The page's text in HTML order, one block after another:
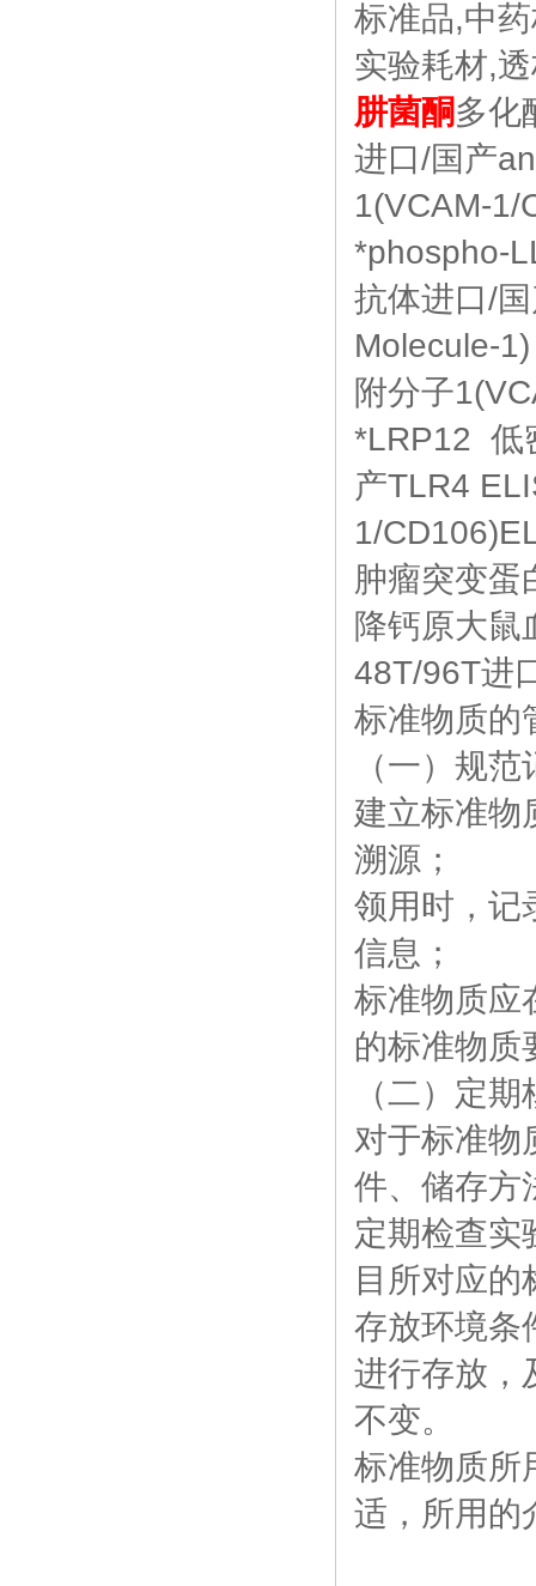
标准品,中
实验耗材,
肼菌酮多化
进口/国产
1(VCAM-1/
*phospho-
抗体进口/
Molecule-
附分子
*LRP12 低
产TLR4
1/
肿瘤突变
降钙原大鼠
48T/96T进
标准物质的
（一）规
建立标准物
溯源；
领用时，记
信息；
标准物质应
的标准物质
（二）定
对于标准物
件、储存方
定期检查实
目所对应
存放环境条
进行存放，
不变。
标准物质所
适，所用的